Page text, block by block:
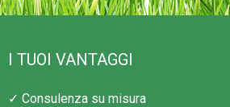
I TUOI VANTAGGI
✓ Consulenza su misura